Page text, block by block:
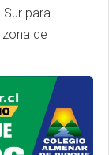
para
de